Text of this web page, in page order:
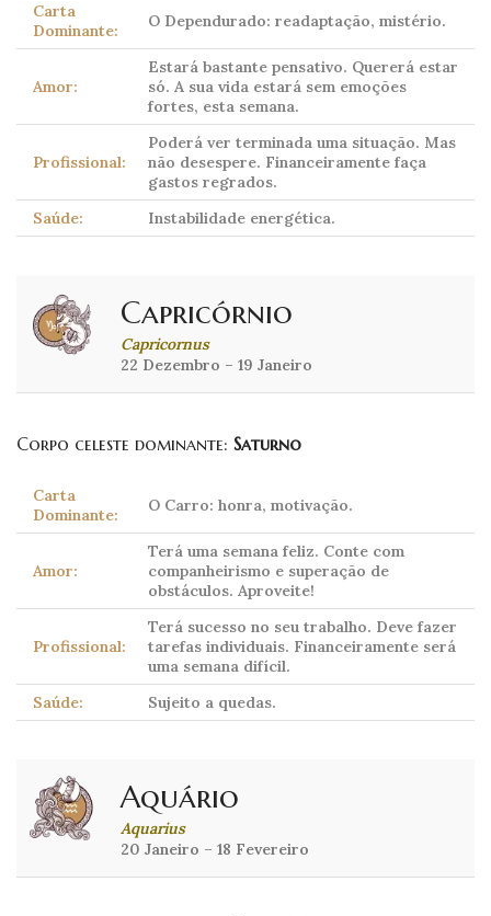
Carta
Dominante:
O Dependurado: readaptação, mistério.
Amor:
Estará bastante pensativo. Quererá estar
só. A sua vida estará sem emoções
fortes, esta semana.
Profissional:
Poderá ver terminada uma situação. Mas
não desespere. Financeiramente faça
gastos regrados.
Saúde:
Instabilidade energética.
Capricórnio
Capricornus
22 Dezembro – 19 Janeiro
Corpo celeste dominante: Saturno
Carta
Dominante:
O Carro: honra, motivação.
Amor:
Terá uma semana feliz. Conte com
companheirismo e superação de
obstáculos. Aproveite!
Profissional:
Terá sucesso no seu trabalho. Deve fazer
tarefas individuais. Financeiramente será
uma semana difícil.
Saúde:
Sujeito a quedas.
Aquário
Aquarius
20 Janeiro – 18 Fevereiro